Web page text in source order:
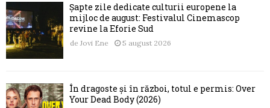
Șapte zile dedicate culturii europene la
mijloc de august: Festivalul Cinemascop
revine la Eforie Sud
de Jovi Ene 5 august 2026
În dragoste și în război, totul e permis: Over
Your Dead Body (2026)